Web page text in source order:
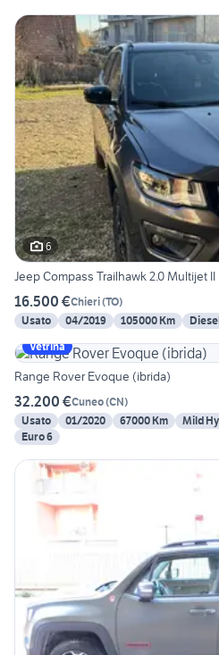
6
Jeep Compass Trailhawk 2.0 Multijet II
16.500 €Chieri(TO)
Usato
04/2019 105000 Km
Vetrina
Range Rover Evoque (ibrida)
32.200 €Cuneo(CN)
Usato
01/2020 67000 Km Mild
Euro 6